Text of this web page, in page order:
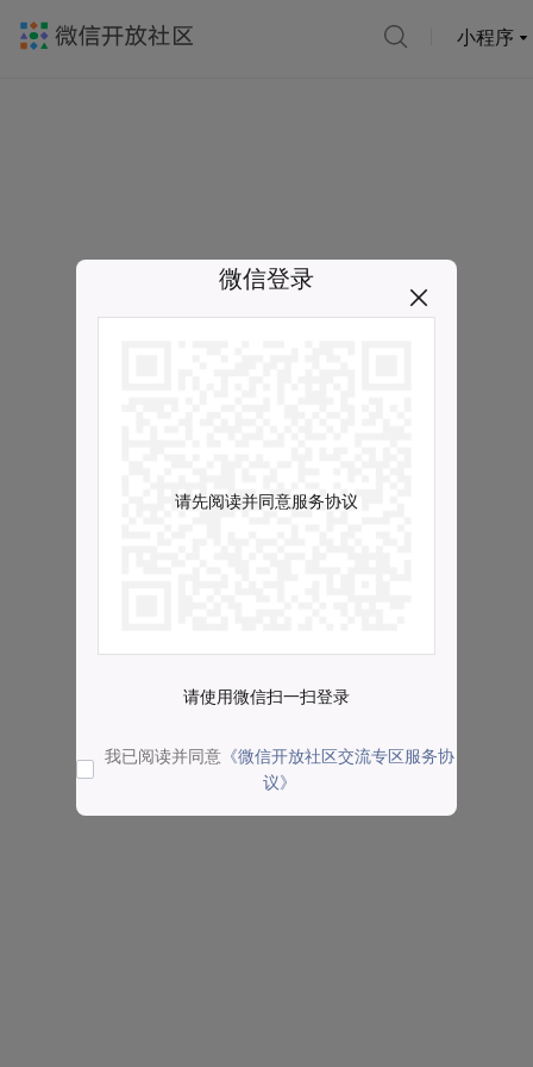
小程序
微信登录
请先阅读并同意服务协议
请使用微信扫一扫登录
我已阅读并同意 《微信开放社区交流专区服务协
议》